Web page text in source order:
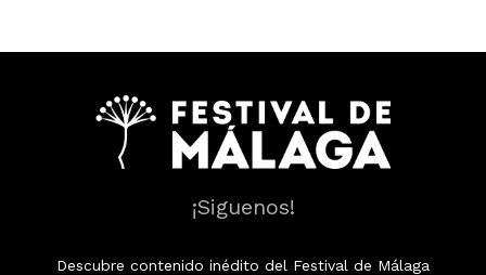
¡Siguenos!
Descubre contenido inédito del Festival de Málaga